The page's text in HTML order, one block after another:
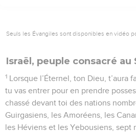
Seuls les Évangiles sont disponibles en vidéo
Israël, peuple consacré au
1 Lorsque l’Éternel, ton Dieu, t’aura
tu vas entrer pour en prendre
chassé devant toi des nations
Guirgasiens, les Amoréens, les
les Héviens et les Yebousiens, sept